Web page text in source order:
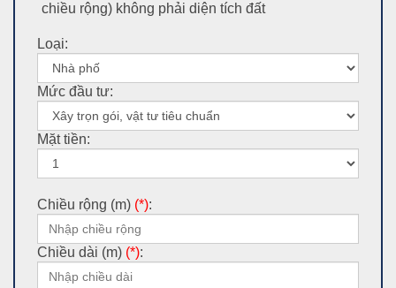
chiều rộng) không phải diện tích đất
Loại:
Mức đầu tư:
Mặt tiền:
Chiều rộng (m) (*):
Chiều dài (m) (*):